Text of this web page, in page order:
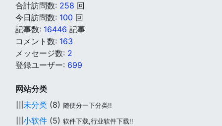
合計訪問数: 258 回
今日訪問数: 100 回
記事数: 16446 記事
コメント数: 163
メッセージ数: 2
登録ユーザー: 699
网站分类
未分类 (8) 随便分一下分类!!
小软件 (5) 软件下载,行业软件下载!!